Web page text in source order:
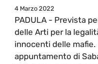
4 Marzo 2022
PADULA - Prevista
delle Arti per la
innocenti delle
appuntamento di